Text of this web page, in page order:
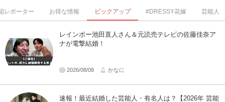
レポーター お得な情報 ピックアップ #DRESSY花嫁 芸能人
レインボー池田直人さん＆元読売テレビの佐藤佳奈ア
ナが電撃結婚！
2026/08/08 かなに
速報！最近結婚した芸能人・有名人は？【2026年 芸能